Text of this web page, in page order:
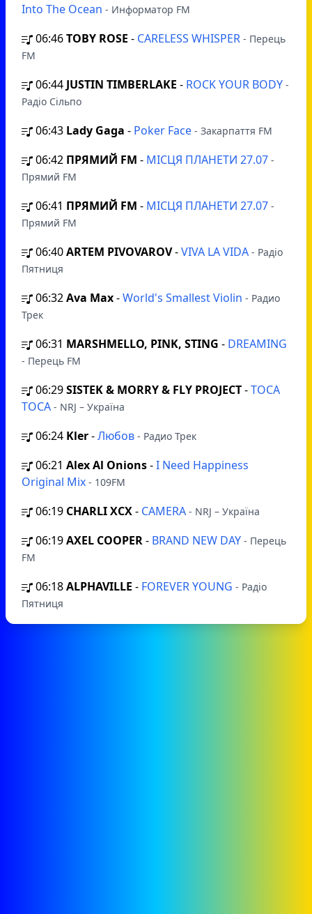
Into The Ocean - Информатор FM
06:46TOBY ROSE - CARELESS WHISPER - Перець
FM
06:44 JUSTIN TIMBERLAKE - ROCK YOUR BODY -
Радіо Сільпо
06:43 Lady Gaga - Poker Face - Закарпаття FM
06:42 ПРЯМИЙ FM - МІСЦЯ ПЛАНЕТИ 27.07 -
Прямий FM
06:41 ПРЯМИЙ FM - МІСЦЯ ПЛАНЕТИ 27.07 -
Прямий FM
06:40ARTEM PIVOVAROV-VIVA LA VIDA - Радіо
Пятниця
06:32Ava Max-World's Smallest Violin - Радио
Трек
06:31 MARSHMELLO, PINK, STING - DREAMING
- Перець FM
06:29SISTEK & MORRY & FLY PROJECT-TOCA
TOCA - NRJ – Україна
06:24 Kler-Любов - Радио Трек
06:21 Alex Al Onions-I Need Happiness
Original Mix - 109FM
06:19 CHARLI XCX- CAMERA - NRJ – Україна
06:19AXEL COOPER- BRAND NEW DAY - Перець
FM
06:18ALPHAVILLE - FOREVER YOUNG - Радіо
Пятниця